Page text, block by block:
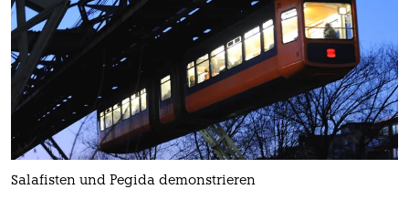
Salafisten und Pegida demonstrieren